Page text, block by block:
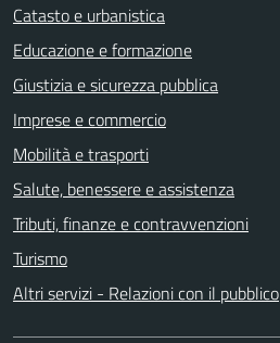
Catasto e urbanistica
Educazione e formazione
Giustizia e sicurezza pubblica
Imprese e commercio
Mobilità e trasporti
Salute, benessere e assistenza
Tributi, finanze e contravvenzioni
Turismo
Altri servizi - Relazioni con il pubblico